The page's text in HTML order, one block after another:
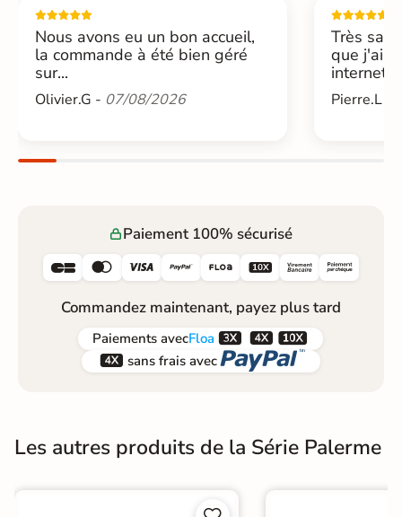
Nous avons eu un bon accueil,
la commande à été bien géré
sur...
Olivier.G - 07/08/2026
Très
que j'ai
internet....
Pierre.L -
Paiement 100% sécurisé
     
Commandez maintenant, payez plus tard
Paiements avecFloa  
 sans frais avec 
Les autres produits de la Série Palerme